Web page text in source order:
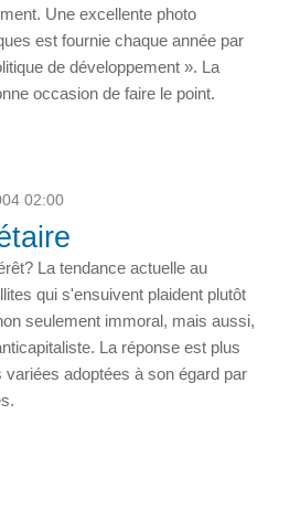
Une excellente photo
est fournie chaque année par
de développement ». La
occasion de faire le point.
02:00
La tendance actuelle au
qui s'ensuivent plaident plutôt
seulement immoral, mais aussi,
La réponse est plus
adoptées à son égard par